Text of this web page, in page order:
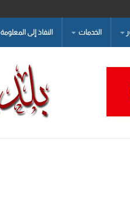
الخدمات النفاذ إلى المعلومة